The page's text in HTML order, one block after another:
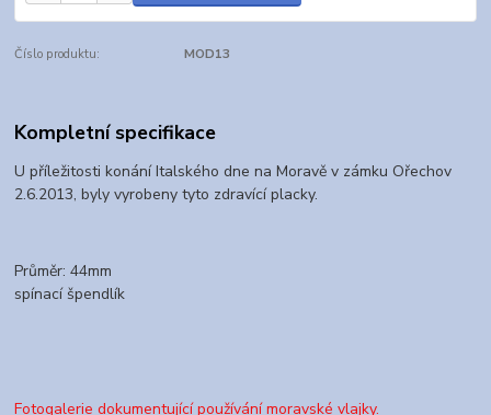
Číslo produktu: MOD13
Kompletní specifikace
U příležitosti konání Italského dne na Moravě v zámku Ořechov
2.6.2013, byly vyrobeny tyto zdravící placky.
Průměr: 44mm
spínací špendlík
Fotogalerie dokumentující používání moravské vlajky.